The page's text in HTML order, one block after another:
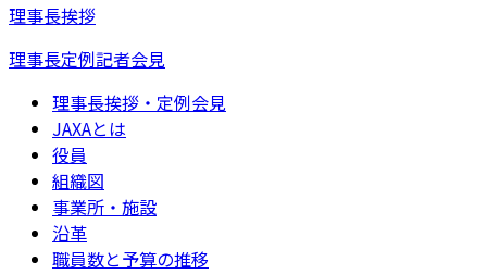
理事長挨拶
理事長定例記者会見
理事長挨拶・定例会見
JAXAとは
役員
組織図
事業所・施設
沿革
職員数と予算の推移